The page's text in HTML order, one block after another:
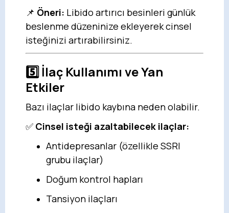
📌 Öneri: Libido artırıcı besinleri günlük
beslenme düzeninize ekleyerek cinsel
isteğinizi artırabilirsiniz.
5️⃣İlaç Kullanımı ve Yan
Etkiler
Bazı ilaçlar libido kaybına neden olabilir.
✅ Cinsel isteği azaltabilecek ilaçlar:
Antidepresanlar (özellikle SSRI
grubu ilaçlar)
Doğum kontrol hapları
Tansiyon ilaçları